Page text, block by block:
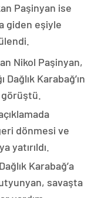
Paşinyan ise
giden eşiyle
Nikol Paşinyan,
Karabağ’ın
dönmesi ve
yatırıldı.
Karabağ’a
savaşta